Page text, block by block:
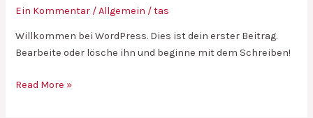
Ein Kommentar /Allgemein /tas
Willkommen bei WordPress. Dies ist dein erster Beitrag.
Bearbeite oder lösche ihn und beginne mit dem Schreiben!
Hallo
Read More »